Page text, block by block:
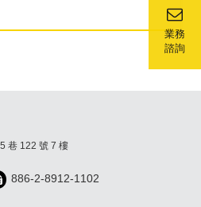
業務
諮詢
巷 122 號 7 樓
886-2-8912-1102